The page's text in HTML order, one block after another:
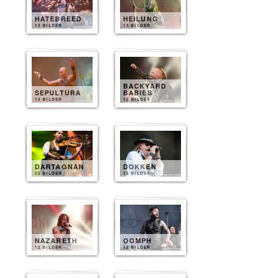
HATEBREED
13 BILDER
HEILUNG
13 BILDER
SEPULTURA
13 BILDER
BACKYARD
BABIES
12 BILDER
DARTAGNAN
12 BILDER
DOKKEN
12 BILDER
NAZARETH
12 BILDER
OOMPH
12 BILDER